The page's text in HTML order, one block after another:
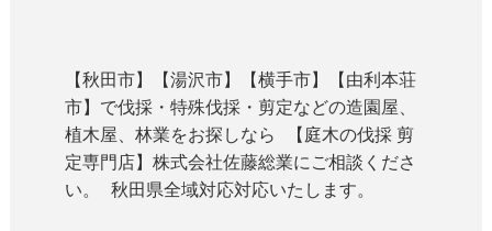
【秋田市】【湯沢市】【横手市】【由利本荘
市】で伐採・特殊伐採・剪定などの造園屋、
植木屋、林業をお探しなら 【庭木の伐採 剪
定専門店】株式会社佐藤総業にご相談くださ
い。 秋田県全域対応対応いたします。